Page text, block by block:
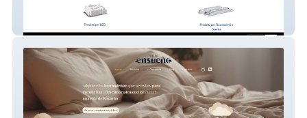
Rega Lux S.r.l.